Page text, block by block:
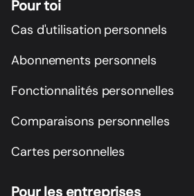
Pour toi
Cas d'utilisation personnels
Abonnements personnels
Fonctionnalités personnelles
Comparaisons personnelles
Cartes personnelles
Pour les entreprises